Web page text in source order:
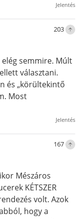
Jelentés
203
semmire. Múlt
választani.
és „körültekintő
Most
Jelentés
167
Mészáros
KÉTSZER
volt. Azok
hogy a